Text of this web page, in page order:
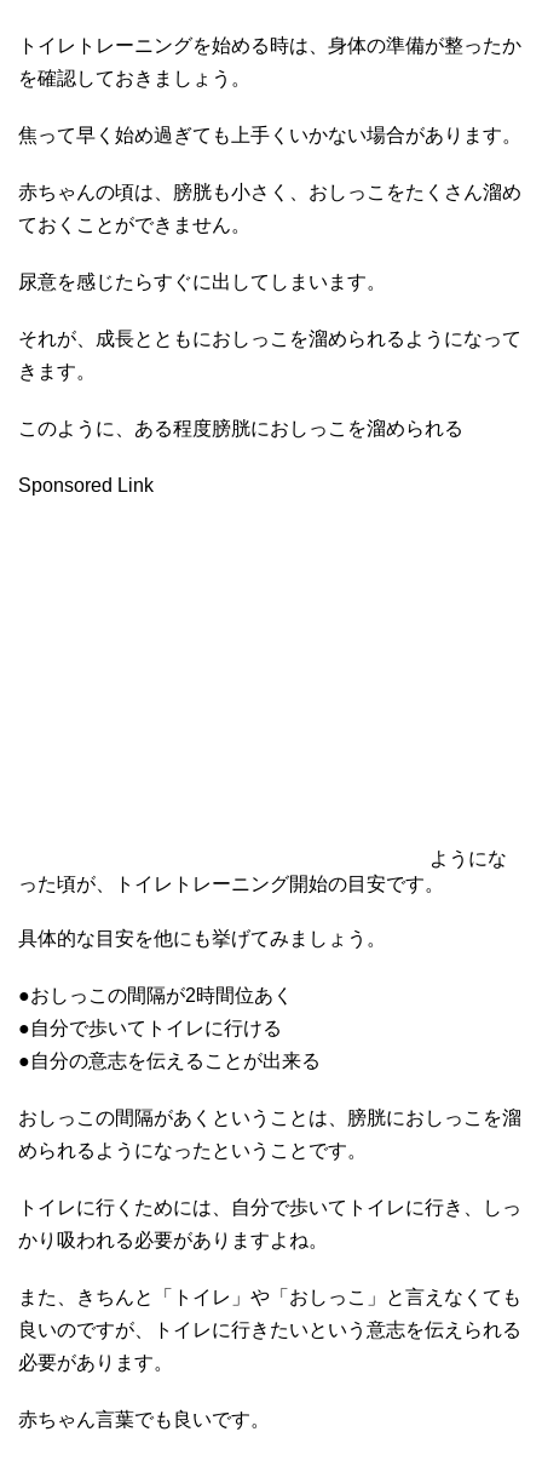
トイレトレーニングを始める時は、身体の準備が整ったか
を確認しておきましょう。
焦って早く始め過ぎても上手くいかない場合があります。
赤ちゃんの頃は、膀胱も小さく、おしっこをたくさん溜め
ておくことができません。
尿意を感じたらすぐに出してしまいます。
それが、成長とともにおしっこを溜められるようになって
きます。
このように、ある程度膀胱におしっこを溜められる
Sponsored Link
ようにな
った頃が、トイレトレーニング開始の目安です。
具体的な目安を他にも挙げてみましょう。
●おしっこの間隔が2時間位あく
●自分で歩いてトイレに行ける
●自分の意志を伝えることが出来る
おしっこの間隔があくということは、膀胱におしっこを溜
められるようになったということです。
トイレに行くためには、自分で歩いてトイレに行き、しっ
かり吸われる必要がありますよね。
また、きちんと「トイレ」や「おしっこ」と言えなくても
良いのですが、トイレに行きたいという意志を伝えられる
必要があります。
赤ちゃん言葉でも良いです。